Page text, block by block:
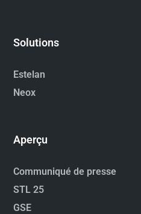
Solutions
Estelan
Neox
Aperçu
Communiqué de presse
STL 25
GSE